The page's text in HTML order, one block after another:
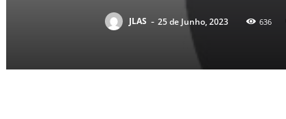
JLAS - 25 de Junho, 2023 636